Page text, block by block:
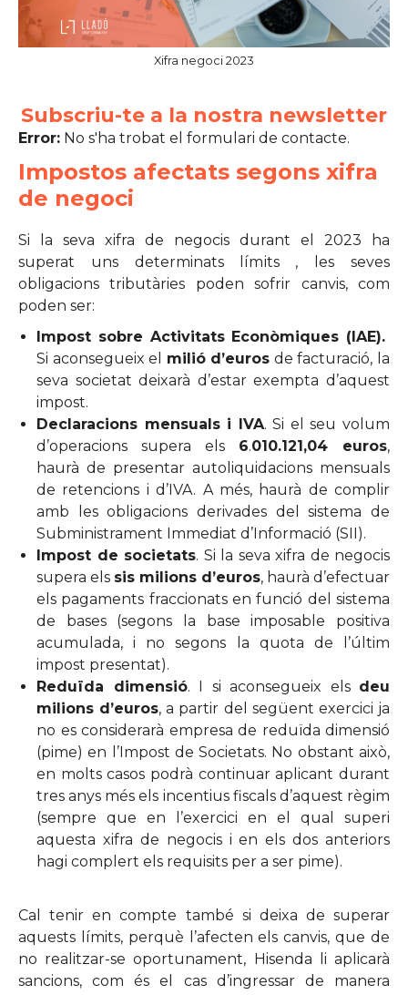
Xifra negoci 2023
Subscriu-te a la nostra newsletter
Error: No s'ha trobat el formulari de contacte.
Impostos afectats segons xifra
de negoci
Si la seva xifra de negocis durant el 2023 ha
superat uns determinats límits , les seves
obligacions tributàries poden sofrir canvis, com
poden ser:
Impost sobre Activitats Econòmiques (IAE).
Si aconsegueix el milió d’euros de facturació, la
seva societat deixarà d’estar exempta d’aquest
impost.
Declaracions mensuals i IVA. Si el seu volum
d’operacions supera els 6.010.121,04 euros,
haurà de presentar autoliquidacions mensuals
de retencions i d’IVA. A més, haurà de complir
amb les obligacions derivades del sistema de
Subministrament Immediat d’Informació (SII).
Impost de societats. Si la seva xifra de negocis
supera els sis milions d’euros, haurà d’efectuar
els pagaments fraccionats en funció del sistema
de bases (segons la base imposable positiva
acumulada, i no segons la quota de l’últim
impost presentat).
Reduïda dimensió. I si aconsegueix els deu
milions d’euros, a partir del següent exercici ja
no es considerarà empresa de reduïda dimensió
(pime) en l’Impost de Societats. No obstant això,
en molts casos podrà continuar aplicant durant
tres anys més els incentius fiscals d’aquest règim
(sempre que en l’exercici en el qual superi
aquesta xifra de negocis i en els dos anteriors
hagi complert els requisits per a ser pime).
Cal tenir en compte també si deixa de superar
aquests límits, perquè l’afecten els canvis, que de
no realitzar-se oportunament, Hisenda li aplicarà
sancions, com és el cas d’ingressar de manera